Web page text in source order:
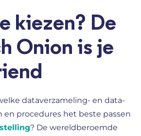
kiezen? De
Onion is je
dataverzameling- en data-
en procedures het beste passen
? De wereldberoemde